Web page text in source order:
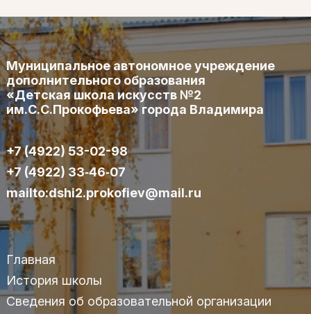
Муниципальное автономное учреждение
дополнительного образования
«Детская школа искусств №2
им.С.С.Прокофьева» города Владимира
+7 (4922) 53-02-98
+7 (4922) 33‑46‑07
mailto:dshi2.prokofiev@mail.ru
Главная
История школы
Сведения об образовательной организации